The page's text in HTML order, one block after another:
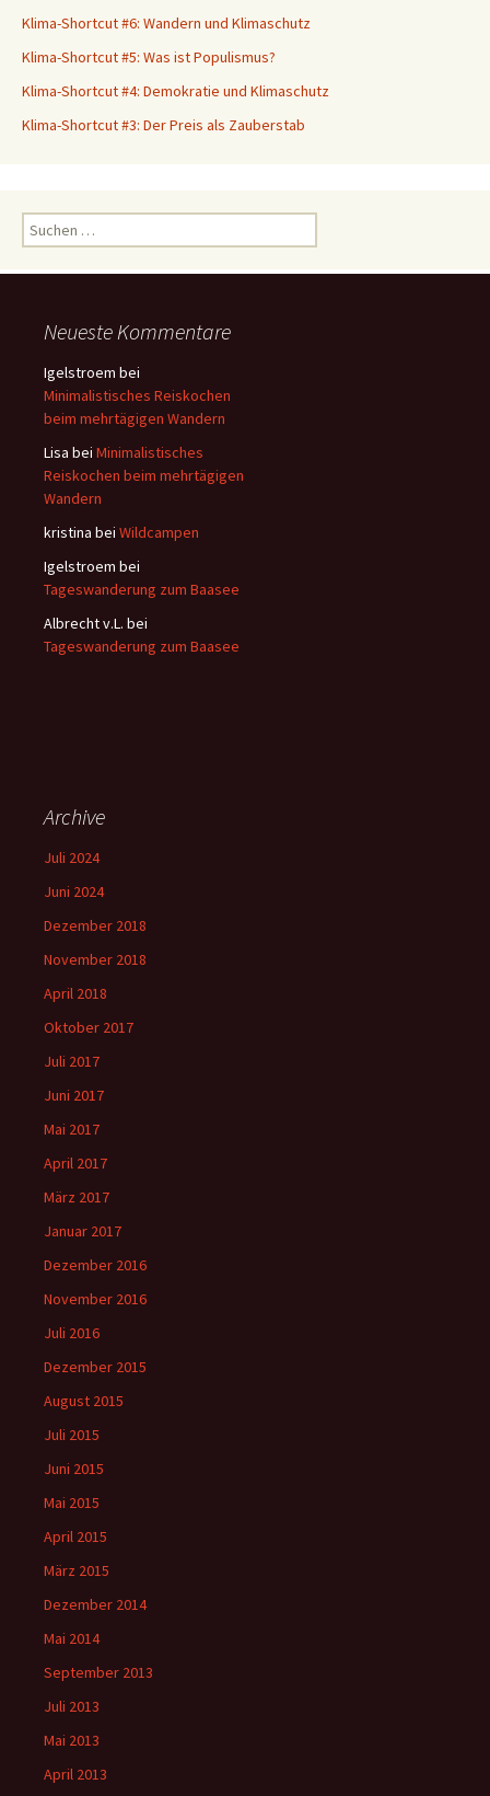
Klima-Shortcut #6: Wandern und Klimaschutz
Klima-Shortcut #5: Was ist Populismus?
Klima-Shortcut #4: Demokratie und Klimaschutz
Klima-Shortcut #3: Der Preis als Zauberstab
u
c
Neueste Kommentare
Igelstroem bei
Minimalistisches Reiskochen
beim mehrtägigen Wandern
Lisa bei Minimalistisches
Reiskochen beim mehrtägigen
Wandern
kristina bei Wildcampen
Igelstroem bei
Tageswanderung zum Baasee
Albrecht v.L. bei
Tageswanderung zum Baasee
Archive
Juli 2024
Juni 2024
Dezember 2018
November 2018
April 2018
Oktober 2017
Juli 2017
Juni 2017
Mai 2017
April 2017
März 2017
Januar 2017
Dezember 2016
November 2016
Juli 2016
Dezember 2015
August 2015
Juli 2015
Juni 2015
Mai 2015
April 2015
März 2015
Dezember 2014
Mai 2014
September 2013
Juli 2013
Mai 2013
April 2013